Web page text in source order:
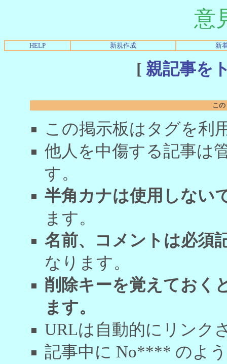
意
HELP 新規作成 新
[ 親記事を
こ
この掲示板はタグを利
他人を中傷する記事は
す。
半角カナは使用しない
ます。
名前、コメントは必須
なります。
削除キーを覚えておく
ます。
URLは自動的にリンク
記事中に No**** のよ